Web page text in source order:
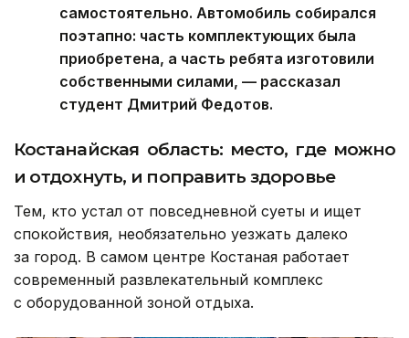
самостоятельно. Автомобиль собирался
поэтапно: часть комплектующих была
приобретена, а часть ребята изготовили
собственными силами, — рассказал
студент Дмитрий Федотов.
Костанайская область: место, где можно
и отдохнуть, и поправить здоровье
Тем, кто устал от повседневной суеты и ищет
спокойствия, необязательно уезжать далеко
за город. В самом центре Костаная работает
современный развлекательный комплекс
с оборудованной зоной отдыха.